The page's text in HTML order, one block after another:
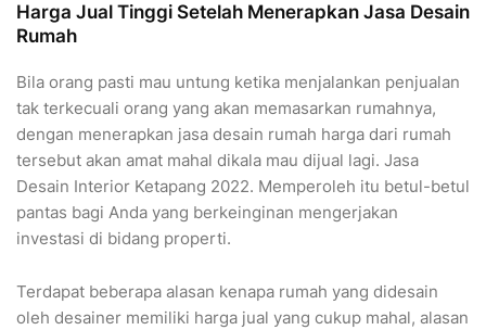
Harga Jual Tinggi Setelah Menerapkan Jasa Desain
Rumah
Bila orang pasti mau untung ketika menjalankan penjualan
tak terkecuali orang yang akan memasarkan rumahnya,
dengan menerapkan jasa desain rumah harga dari rumah
tersebut akan amat mahal dikala mau dijual lagi. Jasa
Desain Interior Ketapang 2022. Memperoleh itu betul-betul
pantas bagi Anda yang berkeinginan mengerjakan
investasi di bidang properti.
Terdapat beberapa alasan kenapa rumah yang didesain
oleh desainer memiliki harga jual yang cukup mahal, alasan